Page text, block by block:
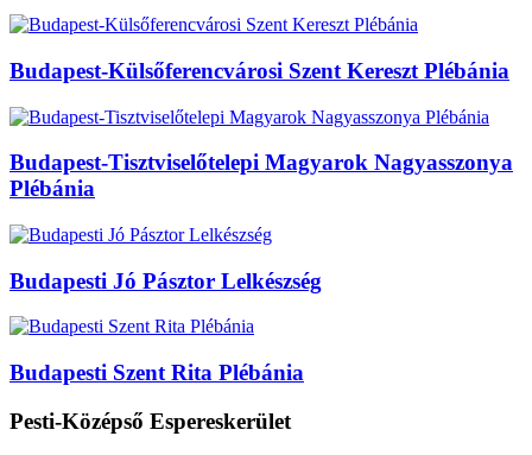
Budapest-Külsőferencvárosi Szent Kereszt Plébánia
Budapest-Tisztviselőtelepi Magyarok Nagyasszonya
Plébánia
Budapesti Jó Pásztor Lelkészség
Budapesti Szent Rita Plébánia
Pesti-Középső Espereskerület